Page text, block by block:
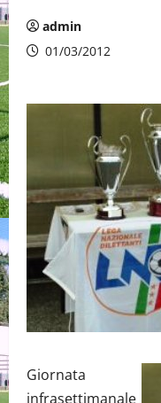
admin
01/03/2012
Giornata
infrasettimanale